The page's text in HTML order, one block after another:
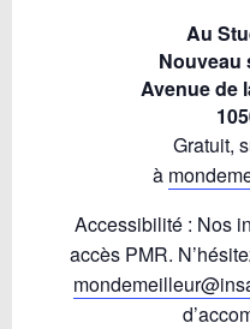
Au
Nouveau
Avenue de
Gratuit,
à
Accessibilité : Nos
accès PMR.